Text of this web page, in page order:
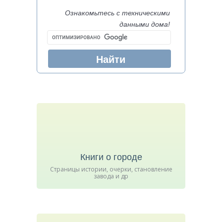
Ознакомьтесь с техническими
данными дома!
Книги о городе
Страницы истории, очерки, становление
завода и др